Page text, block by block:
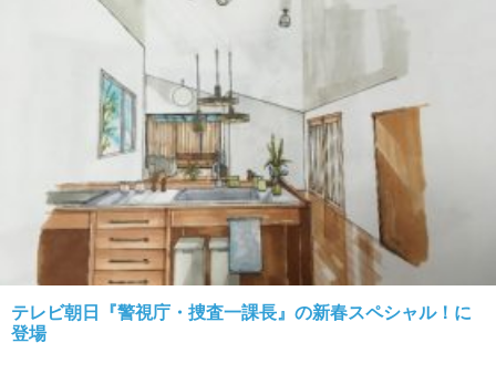
テレビ朝日『警視庁・捜査一課長』の新春スペシャル！に
登場